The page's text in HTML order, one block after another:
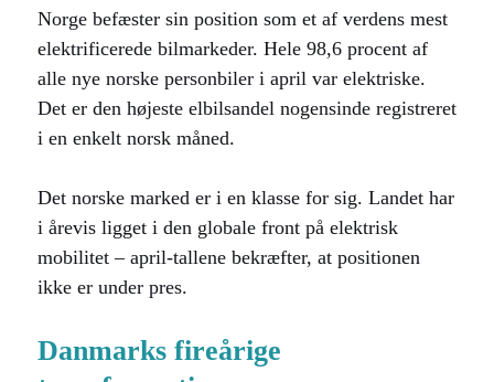
Norge befæster sin position som et af verdens mest
elektrificerede bilmarkeder. Hele 98,6 procent af
alle nye norske personbiler i april var elektriske.
Det er den højeste elbilsandel nogensinde registreret
i en enkelt norsk måned.
Det norske marked er i en klasse for sig. Landet har
i årevis ligget i den globale front på elektrisk
mobilitet – april-tallene bekræfter, at positionen
ikke er under pres.
Danmarks fireårige